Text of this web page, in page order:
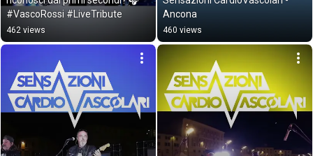
#VascoRossi #LiveTribute
462 views
Ancona
460 views